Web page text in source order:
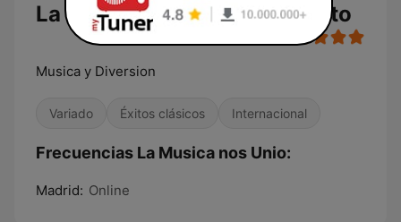
La Musica nos Unio en directo
Musica y Diversion
Variado Éxitos clásicos Internacional
Frecuencias La Musica nos Unio:
Madrid: Online